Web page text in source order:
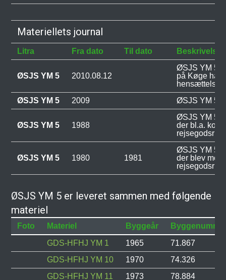
Materiellets journal
Litra Fra dato Til dato Beskrivelse
ØSJS YM 5 2010.08.12
ØSJS YM 5
på Køge
hensættelse i
ØSJS YM 5
2009 ØSJS YM 5
ØSJS YM 5 1988
ØSJS YM 5
der bl.a. kom
ØSJS YM 5 1980 1981
ØSJS YM 5
der blev
ØSJS YM 5 er leveret sammen med følgende
materiel
Foto Materiel Byggeår
GDS-HFHJ YM 1
1965
71.867
GDS-HFHJ YM 10
1970
74.326
GDS-HFHJ YM 11
1973
78.884